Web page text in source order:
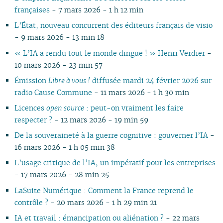
07
04
02
01
07
04
02
09
08
07
05
04
03
02
01
09
08
07
05
04
03
02
01
09
08
07
05
04
03
02
01
09
08
07
05
04
03
02
01
09
08
05
03
02
01
09
08
05
03
02
01
08
05
03
02
01
08
05
03
02
08
04
02
09
08
04
09
08
07
04
03
01
10
09
08
06
05
04
03
10
09
08
06
05
04
03
02
01
10
06
françaises - 7 mars 2026 - 1 h 12 min
L’État, nouveau concurrent des éditeurs français de visio
- 9 mars 2026 - 13 min 18
« L’IA a rendu tout le monde dingue ! » Henri Verdier-
10 mars 2026 - 23 min 57
Émission Libre à vous ! diffusée mardi 24 février 2026 sur
radio Cause Commune - 11 mars 2026 - 1 h 30 min
Licences open source: peut-on vraiment les faire
respecter ? - 12 mars 2026 - 19 min 59
De la souveraineté à la guerre cognitive : gouverner l’IA-
16 mars 2026 - 1 h 05 min 38
L’usage critique de l’IA, un impératif pour les entreprises
- 17 mars 2026 - 28 min 25
LaSuite Numérique : Comment la France reprend le
contrôle ? - 20 mars 2026 - 1 h 29 min 21
IA et travail : émancipation ou aliénation ? - 22 mars